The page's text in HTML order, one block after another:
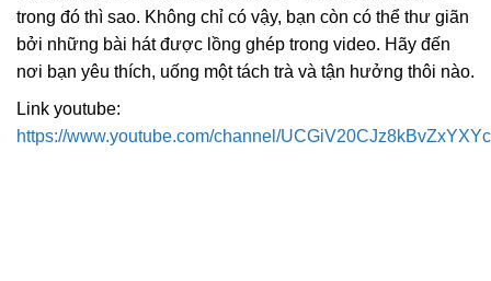
trong đó thì sao. Không chỉ có vậy, bạn còn có thể thư giãn
bởi những bài hát được lồng ghép trong video. Hãy đến
nơi bạn yêu thích, uống một tách trà và tận hưởng thôi nào.
Link youtube:
https://www.youtube.com/channel/